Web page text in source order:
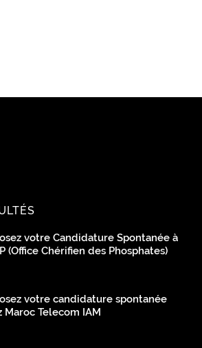
votre Candidature Spontanée à
(Office Chérifien des Phosphates)
votre candidature spontanée
Maroc Telecom IAM